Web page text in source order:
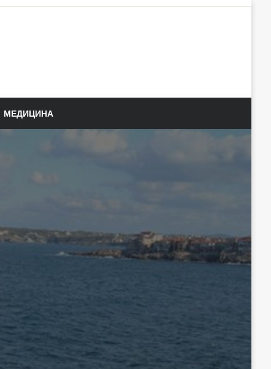
МЕДИЦИНА